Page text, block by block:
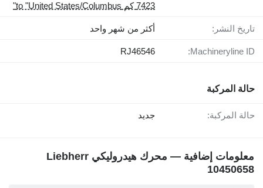
7423 كم to "United States/Columbus"
تاريخ النشر: أكثر من شهر واحد
Machineryline ID:
RJ46546
حالة المركبة
حالة المركبة: جديد
معلومات إضافية — محرك هيدروليكي Liebherr
10450658